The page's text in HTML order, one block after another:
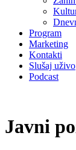
Program
Marketing
Kontakti
Slušaj uživo
Podcast
Javni